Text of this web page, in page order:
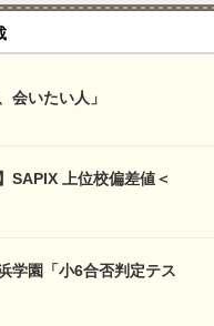
会いたい人」
SAPIX 上位校偏差値＜
学園「小6合否判定テス